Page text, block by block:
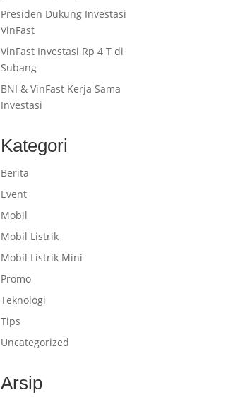
Presiden Dukung Investasi
VinFast
VinFast Investasi Rp 4 T di
Subang
BNI & VinFast Kerja Sama
Investasi
Kategori
Berita
Event
Mobil
Mobil Listrik
Mobil Listrik Mini
Promo
Teknologi
Tips
Uncategorized
Arsip